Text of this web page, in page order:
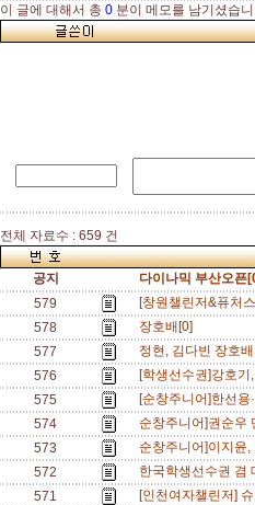
이 글에 대해서 총 0 분이 메모를 남기셨습
전체 자료수 : 659 건
공지
다이나믹 부산오픈
579
[창원챌린저&퓨처
578
장호배[0]
577
정현, 김다빈 장호
576
[학생선수권]강호
575
[순창주니어]한선
574
순창주니어]권순우
573
순창주니어]이지
572
한국학생선수권 겸
571
[인천여자챌린저]